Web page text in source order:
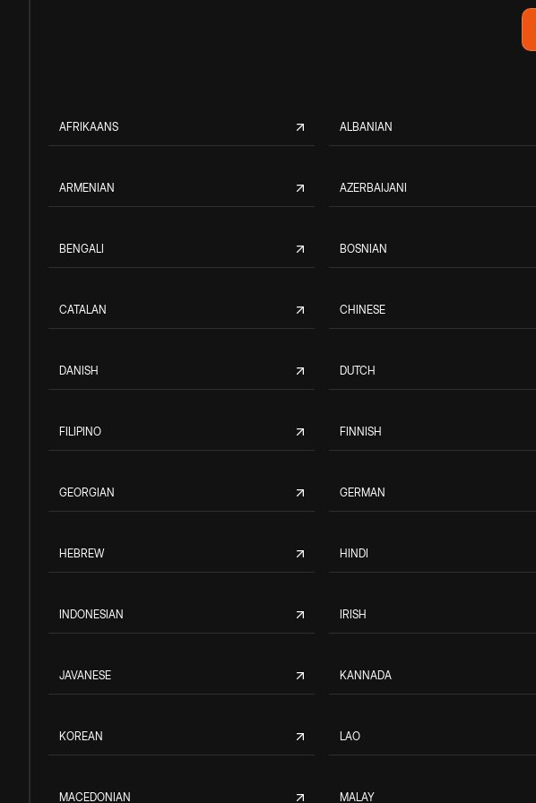
AFRIKAANS ALBANIAN
ARMENIAN AZERBAIJANI
BENGALI BOSNIAN
CATALAN CHINESE
DANISH DUTCH
FILIPINO FINNISH
GEORGIAN GERMAN
HEBREW HINDI
INDONESIAN IRISH
JAVANESE KANNADA
KOREAN LAO
MACEDONIAN MALAY